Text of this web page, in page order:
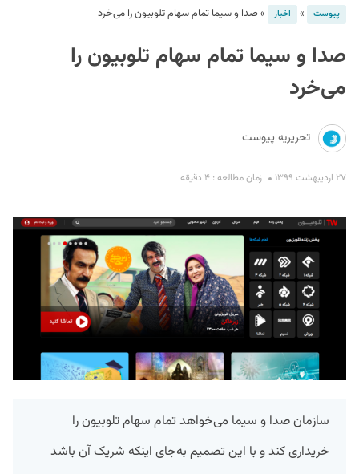
پیوست » اخبار »صدا و سیما تمام سهام تلوبیون را می‌خرد
صدا و سیما تمام سهام تلوبیون را
می‌خرد
تحریریه پیوست
۲۷ اردیبهشت ۱۳۹۹ زمان مطالعه : ۴ دقیقه
سازمان صدا و سیما می‌خواهد تمام سهام تلوبیون را
خریداری کند و با این تصمیم به‌جای اینکه شریک آن باشد